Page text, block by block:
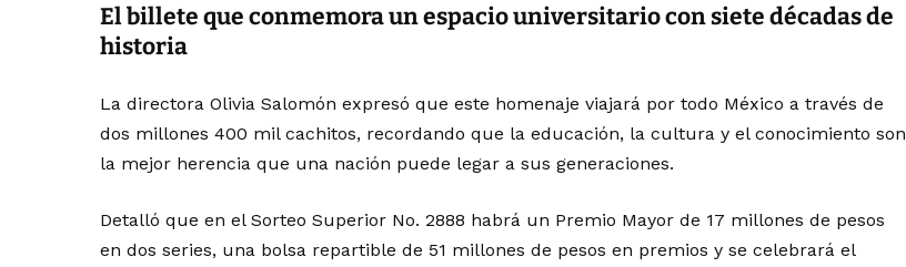
El billete que conmemora un espacio universitario con siete décadas de
historia
La directora Olivia Salomón expresó que este homenaje viajará por todo México a través de
dos millones 400 mil cachitos, recordando que la educación, la cultura y el conocimiento son
la mejor herencia que una nación puede legar a sus generaciones.
Detalló que en el Sorteo Superior No. 2888 habrá un Premio Mayor de 17 millones de pesos
en dos series, una bolsa repartible de 51 millones de pesos en premios y se celebrará el